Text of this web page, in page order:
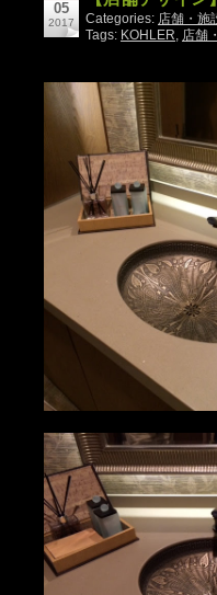
05
2017 Categories: 店舗・施
Tags: KOHLER 店舗